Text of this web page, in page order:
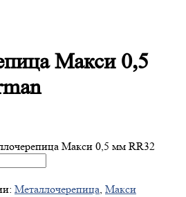
Макси 0,5
Макси 0,5 мм RR32
Металлочерепица, Макси